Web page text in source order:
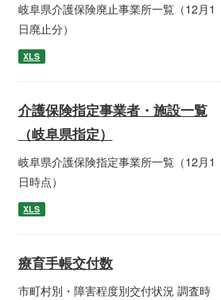
岐阜県介護保険廃止事業所一覧（12月1
日廃止分）
XLS
介護保険指定事業者・施設一覧
（岐阜県指定）
岐阜県介護保険指定事業所一覧（12月1
日時点）
XLS
療育手帳交付数
市町村別・障害程度別交付状況 調査時